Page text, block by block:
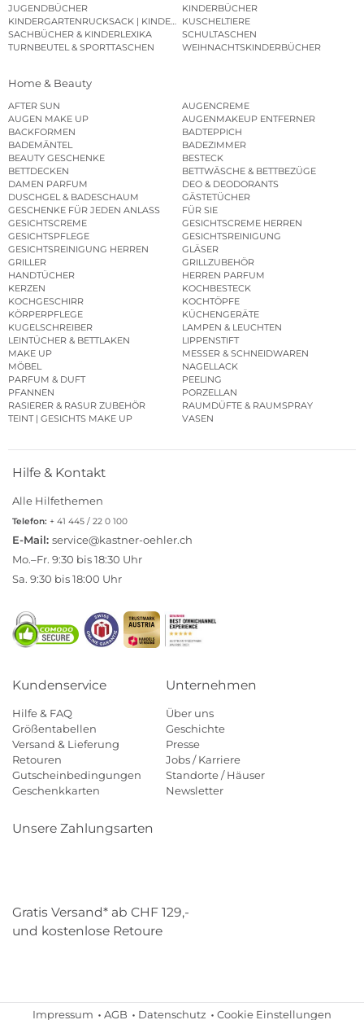
JUGENDBÜCHER
KINDERBÜCHER
KINDERGARTENRUCKSACK | KINDERGARTENBEUTEL
KUSCHELTIERE
SACHBÜCHER & KINDERLEXIKA
SCHULTASCHEN
TURNBEUTEL & SPORTTASCHEN
WEIHNACHTSKINDERBÜCHER
Home & Beauty
AFTER SUN
AUGENCREME
AUGEN MAKE UP
AUGENMAKEUP ENTFERNER
BACKFORMEN
BADTEPPICH
BADEMÄNTEL
BADEZIMMER
BEAUTY GESCHENKE
BESTECK
BETTDECKEN
BETTWÄSCHE & BETTBEZÜGE
DAMEN PARFUM
DEO & DEODORANTS
DUSCHGEL & BADESCHAUM
GÄSTETÜCHER
GESCHENKE FÜR JEDEN ANLASS
FÜR SIE
GESICHTSCREME
GESICHTSCREME HERREN
GESICHTSPFLEGE
GESICHTSREINIGUNG
GESICHTSREINIGUNG HERREN
GLÄSER
GRILLER
GRILLZUBEHÖR
HANDTÜCHER
HERREN PARFUM
KERZEN
KOCHBESTECK
KOCHGESCHIRR
KOCHTÖPFE
KÖRPERPFLEGE
KÜCHENGERÄTE
KUGELSCHREIBER
LAMPEN & LEUCHTEN
LEINTÜCHER & BETTLAKEN
LIPPENSTIFT
MAKE UP
MESSER & SCHNEIDWAREN
MÖBEL
NAGELLACK
PARFUM & DUFT
PEELING
PFANNEN
PORZELLAN
RASIERER & RASUR ZUBEHÖR
RAUMDÜFTE & RAUMSPRAY
TEINT | GESICHTS MAKE UP
VASEN
Hilfe & Kontakt
Alle Hilfethemen
Telefon: + 41 445 / 22 0 100
E-Mail: service@kastner-oehler.ch
Mo.–Fr. 9:30 bis 18:30 Uhr
Sa. 9:30 bis 18:00 Uhr
Kundenservice
Hilfe & FAQ
Größentabellen
Versand & Lieferung
Retouren
Gutscheinbedingungen
Geschenkkarten
Unternehmen
Über uns
Geschichte
Presse
Jobs / Karriere
Standorte / Häuser
Newsletter
Unsere Zahlungsarten
Gratis Versand* ab CHF 129,-
und kostenlose Retoure
Impressum AGB Datenschutz Cookie Einstellungen